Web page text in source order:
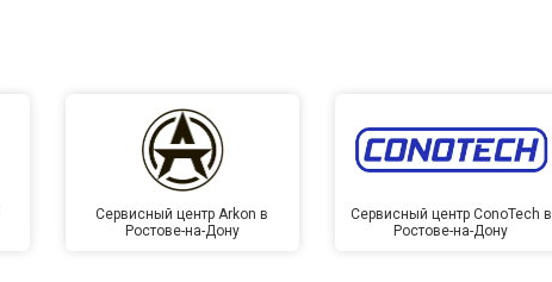
Сервисный центр Arkon в
Ростове-на-Дону
Сервисный центр ConoTech в
Ростове-на-Дону